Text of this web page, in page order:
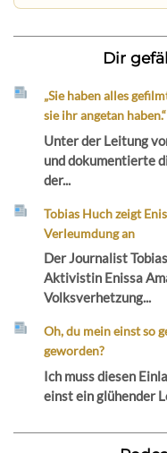
Dir
„Sie haben alles
sie ihr angetan haben.“
Unter der Leitung
und dokumentierte
der...
Tobias Huch zeigt
Verleumdung an
Der Journalist
Aktivistin Enissa
Volksverhetzung...
Oh, du mein einst so
geworden?
Ich muss diesen
einst ein glühender